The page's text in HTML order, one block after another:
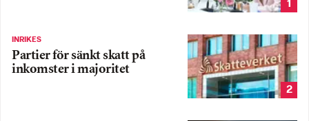
1
INRIKES
Partier för sänkt skatt på
inkomster i majoritet
2